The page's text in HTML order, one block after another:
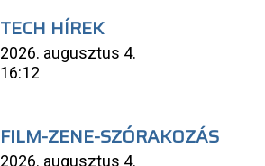
TECH HÍREK
2026. augusztus 4.
16:12
FILM-ZENE-SZÓRAKOZÁS
2026. augusztus 4.